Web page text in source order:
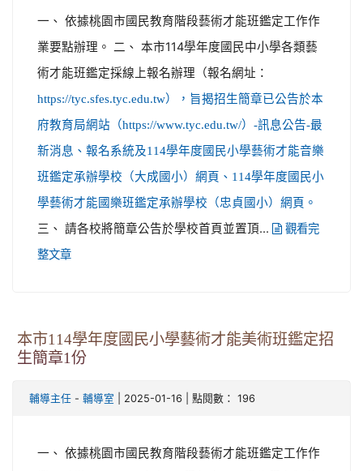
一、 依據桃園市國民教育階段藝術才能班鑑定工作作
業要點辦理。 二、 本市114學年度國民中小學各類藝
術才能班鑑定採線上報名辦理（報名網址：
https://tyc.sfes.tyc.edu.tw），旨揭招生簡章已公告於本
府教育局網站（https://www.tyc.edu.tw/）-訊息公告-最
新消息、報名系統及114學年度國民小學藝術才能音樂
班鑑定承辦學校（大成國小）網頁、114學年度國民小
學藝術才能國樂班鑑定承辦學校（忠貞國小）網頁。
三、 請各校將簡章公告於學校首頁並置頂... 觀看完
整文章
本市114學年度國民小學藝術才能美術班鑑定招
生簡章1份
輔導主任 - 輔導室 | 2025-01-16 | 點閱數： 196
一、 依據桃園市國民教育階段藝術才能班鑑定工作作